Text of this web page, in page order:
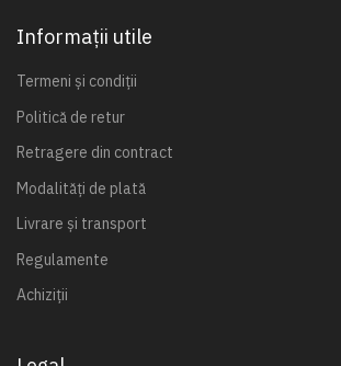
Informații utile
Termeni și condiții
Politică de retur
Retragere din contract
Modalități de plată
Livrare și transport
Regulamente
Achiziții